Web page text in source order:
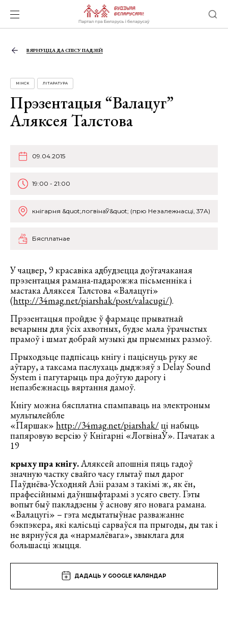
ВЯРНУЦЦА ДА СПІСУ ПАДЗЕЙ
МІНСК ЛІТАРАТУРА
Прэзентацыя “Валацуг”
Аляксея Талстова
09.04.2015
19:00 - 21:00
кнігарня &quot;логвінаЎ&quot; (прю Незалежнасці, 37А)
Бясплатнае
У чацвер, 9 красавіка адбудзецца доўгачаканая
прэзентацыя рамана-падарожжа пісьменніка і
мастака Аляксея Талстова «Валацугі»
(http://34mag.net/piarshak/post/valacugi/).
Прэзентацыя пройдзе ў фармаце прыватнай
вечарыны для ўсіх ахвотных, будзе мала ўрачыстых
прамоў і шмат добрай музыкі ды прыемных размоў.
Прыходзьце падпісаць кнігу і паціснуць руку яе
аўтару, а таксама паслухаць дыджэяў з Delay Sound
System i пагутарыць пра доўгую дарогу і
непазбежнасць вяртання дамоў.
Кнігу можна бясплатна спампаваць на электроным
мультылейбле
«Пяршак» http://34mag.net/piarshak/ці набыць
папяровую версію ў Кнігарні «ЛогвінаЎ». Пачатак а
19
крыху пра кнігу.Аляксей апошнія пяць гадоў
значную частку свайго часу глытаў пыл дарог
Паўднёва-Усходняй Азіі разам з такімі ж, як ён,
прафесійнымі даўншыфтарамі з усяго свету. Гэты
вопыт быў пакладзены ў аснову яго новага рамана.
«Валацугі» – гэта медытатыўнае разважанне
бэкпэкера, які калісьці сарваўся па прыгоды, ды так і
не вярнуўся да «нармалёвага», звыклага для
большасці жыцця.
ДАДАЦЬ У GOOGLE КАЛЯНДАР